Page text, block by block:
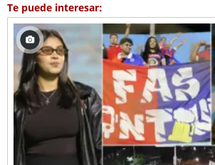
Te puede interesar: